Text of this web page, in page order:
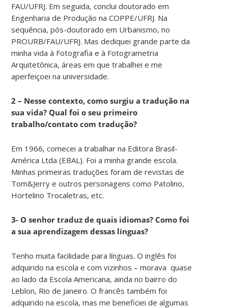
FAU/UFRJ. Em seguida, conclui doutorado em
Engenharia de Produção na COPPE/UFRJ. Na
sequência, pós-doutorado em Urbanismo, no
PROURB/FAU/UFRJ. Mas dediquei grande parte da
minha vida à Fotografia e à Fotogrametria
Arquitetônica, áreas em que trabalhei e me
aperfeiçoei na universidade.
2 – Nesse contexto, como surgiu a tradução na
sua vida? Qual foi o seu primeiro
trabalho/contato com tradução?
Em 1966, comecei a trabalhar na Editora Brasil-
América Ltda (EBAL). Foi a minha grande escola.
Minhas primeiras traduções foram de revistas de
Tom&Jerry e outros personagens como Patolino,
Hortelino Trocaletras, etc.
3- O senhor traduz de quais idiomas? Como foi
a sua aprendizagem dessas línguas?
Tenho muita facilidade para línguas. O inglês foi
adquirido na escola e com vizinhos – morava quase
ao lado da Escola Americana, ainda no bairro do
Leblon, Rio de Janeiro. O francês também foi
adquirido na escola, mas me beneficiei de algumas